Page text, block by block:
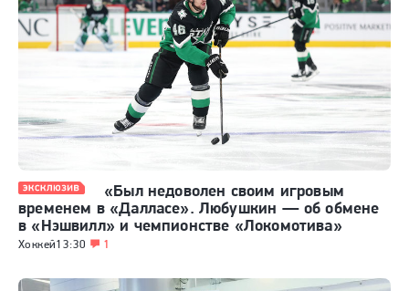
Хоккей13:30 1
«Был недоволен своим игровым
временем в «Далласе». Любушкин — об обмене
в «Нэшвилл» и чемпионстве «Локомотива»